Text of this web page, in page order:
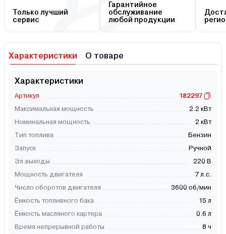
Только лучший
сервис
Гарантийное
обслуживание
любой продукции
Характеристики О товаре
Характеристики
Артикул
182297
Максимальная мощность
2.2 кВт
Номинальная мощность
2 кВт
Тип топлива
Бензин
Запуск
Ручной
Эл.выходы
220 В
Мощность двигателя
7 л.с.
Число оборотов двигателя
3600 об/мин
Ёмкость топливного бака
15 л
Ёмкость масляного картера
0.6 л
Время непрерывной работы
8 ч